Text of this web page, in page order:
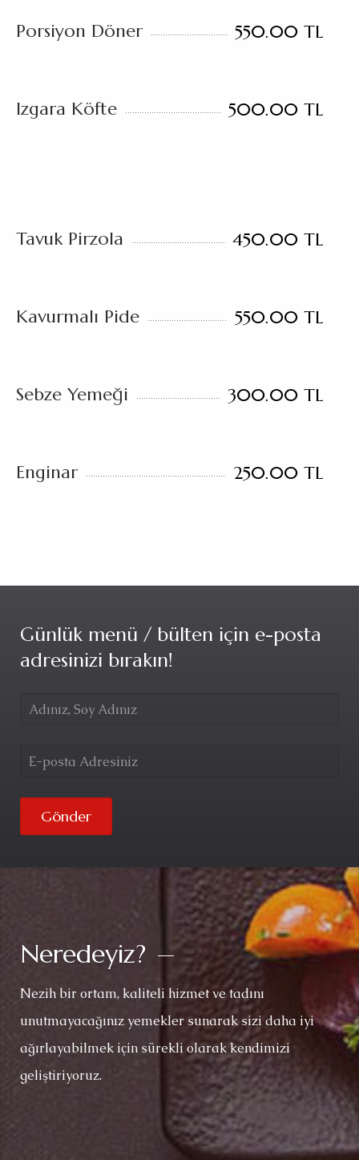
Porsiyon Döner 550.00 TL
Izgara Köfte 500.00 TL
Tavuk Pirzola 450.00 TL
Kavurmalı Pide 550.00 TL
Sebze Yemeği 300.00 TL
Enginar 250.00 TL
Günlük menü / bülten için e-posta
adresinizi bırakın!
Gönder
Neredeyiz?
Nezih bir ortam, kaliteli hizmet ve tadını
unutmayacağınız yemekler sunarak sizi daha iyi
ağırlayabilmek için sürekli olarak kendimizi
geliştiriyoruz.